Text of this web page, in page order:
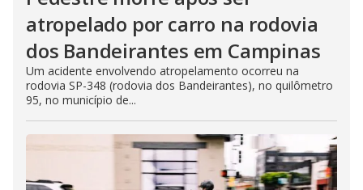
atropelado por carro na rodovia
dos Bandeirantes em Campinas
Um acidente envolvendo atropelamento ocorreu na
rodovia SP-348 (rodovia dos Bandeirantes), no quilômetro
95, no município de...